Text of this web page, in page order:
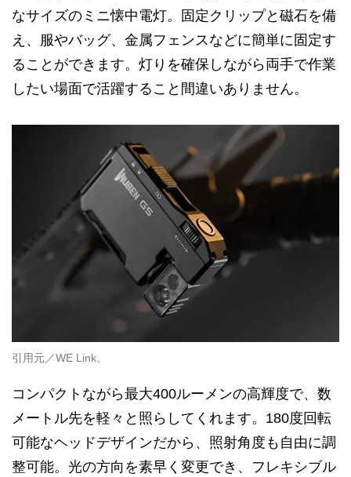
なサイズのミニ懐中電灯。固定クリップと磁石を備
え、服やバッグ、金属フェンスなどに簡単に固定す
ることができます。灯りを確保しながら両手で作業
したい場面で活躍すること間違いありません。
引用元／WE Link。
コンパクトながら最大400ルーメンの高輝度で、数
メートル先を軽々と照らしてくれます。180度回転
可能なヘッドデザインだから、照射角度も自由に調
整可能。光の方向を素早く変更でき、フレキシブル